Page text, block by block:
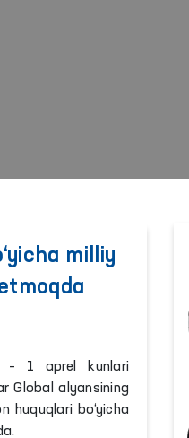
milliy
– 1 aprel kunlari
Global alyansining
huquqlari bo‘yicha